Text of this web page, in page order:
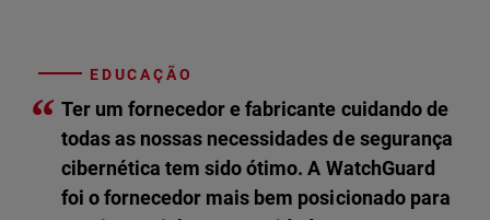
EDUCAÇÃO
“ Ter um fornecedor e fabricante cuidando de
todas as nossas necessidades de segurança
cibernética tem sido ótimo. A WatchGuard
foi o fornecedor mais bem posicionado para